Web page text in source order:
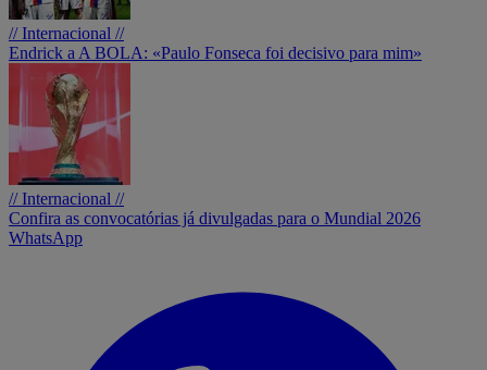
// Internacional //
Endrick a A BOLA: «Paulo Fonseca foi decisivo para mim»
// Internacional //
Confira as convocatórias já divulgadas para o Mundial 2026
WhatsApp